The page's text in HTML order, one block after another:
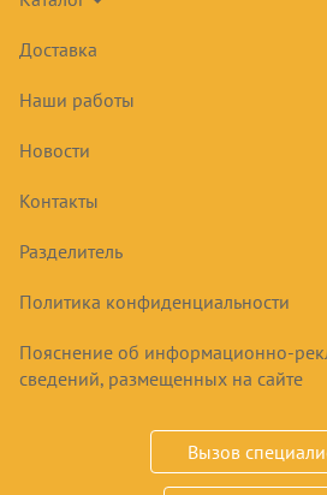
Доставка
Наши работы
Новости
Контакты
Разделитель
Политика конфиденциальности
Пояснение об информационно-
сведений, размещенных на сайте
Вызов
ПАРОКОНВЕКТОМАТ
1/1ПМФ2
₽